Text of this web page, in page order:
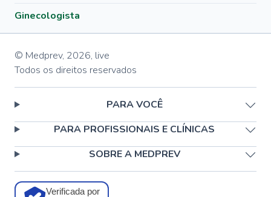
Ginecologista
© Medprev, 2026, live
Todos os direitos reservados
PARA VOCÊ
PARA PROFISSIONAIS E CLÍNICAS
SOBRE A MEDPREV
Verificada por